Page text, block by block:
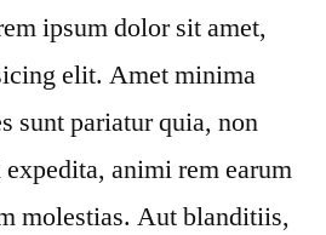
ipsum dolor sit amet,
elit. Amet minima
sunt pariatur quia, non
animi rem earum
molestias. Aut blanditiis,